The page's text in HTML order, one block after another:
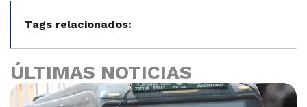
Tags relacionados:
ÚLTIMAS NOTICIAS